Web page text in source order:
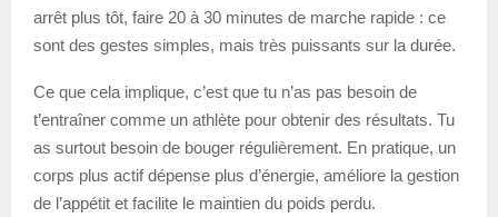
arrêt plus tôt, faire 20 à 30 minutes de marche rapide : ce
sont des gestes simples, mais très puissants sur la durée.
Ce que cela implique, c’est que tu n’as pas besoin de
t’entraîner comme un athlète pour obtenir des résultats. Tu
as surtout besoin de bouger régulièrement. En pratique, un
corps plus actif dépense plus d’énergie, améliore la gestion
de l’appétit et facilite le maintien du poids perdu.